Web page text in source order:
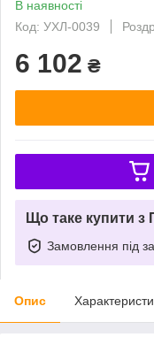
В наявності
Код: УХЛ-0039
6 102 ₴
Що таке купити з
Замовлення під
Опис